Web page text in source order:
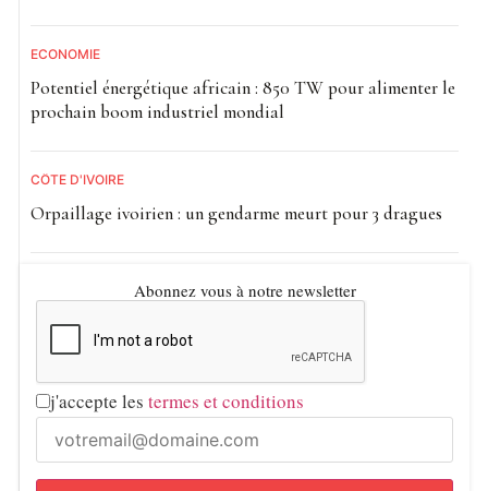
ECONOMIE
Potentiel énergétique africain : 850 TW pour alimenter le
prochain boom industriel mondial
CÔTE D'IVOIRE
Orpaillage ivoirien : un gendarme meurt pour 3 dragues
Abonnez vous à notre newsletter
j'accepte les termes et conditions